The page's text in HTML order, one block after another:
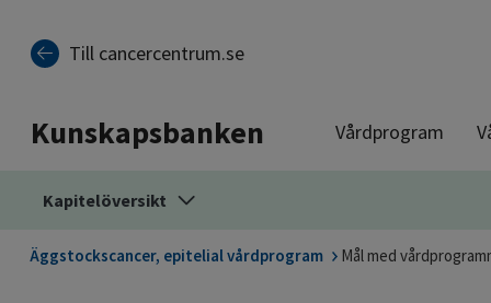
Till cancercentrum.se
Kunskapsbanken Vårdprogram
Kapitelöversikt
Äggstockscancer, epitelial vårdprogram Mål med